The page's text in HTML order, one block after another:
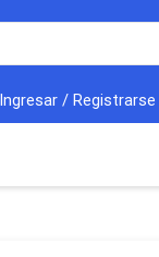
Ingresar / Registrarse